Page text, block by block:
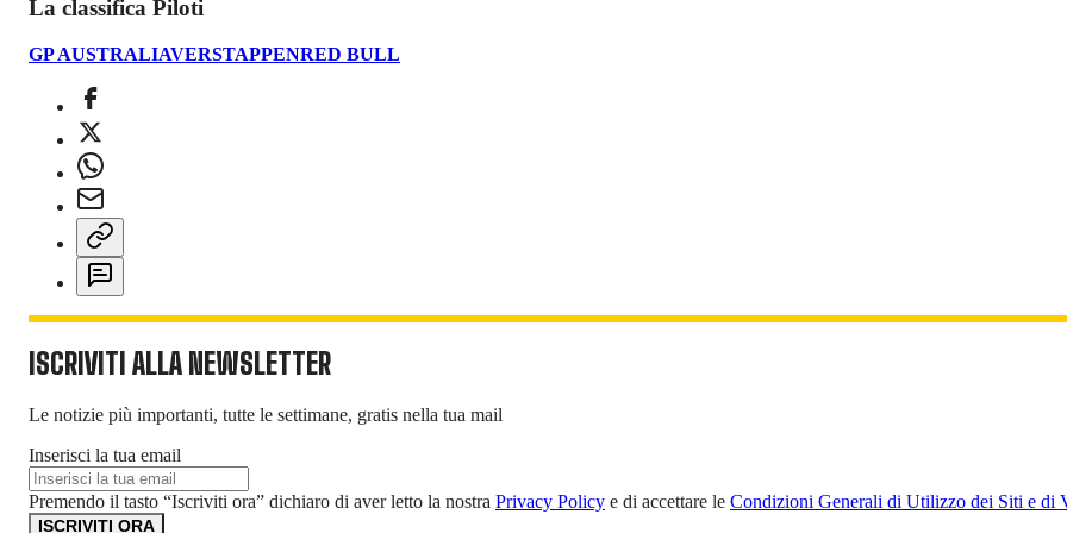
La classifica Piloti
GP AUSTRALIAVERSTAPPENRED BULL
ISCRIVITI ALLA NEWSLETTER
Le notizie più importanti, tutte le settimane, gratis nella tua mail
Inserisci la tua email
Premendo il tasto “Iscriviti ora” dichiaro di aver letto la nostra Privacy Policy e di accettare le Condizioni Generali di Utilizzo dei Siti e di
ISCRIVITI ORA